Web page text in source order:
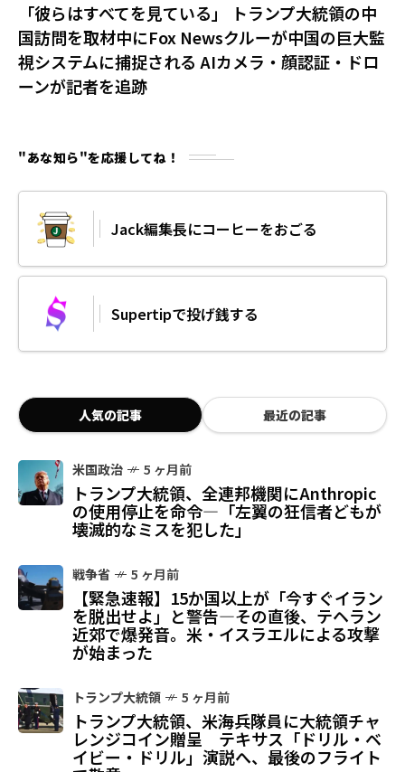
「彼らはすべてを見ている」 トランプ大統領の中
国訪問を取材中にFox Newsクルーが中国の巨大監
視システムに捕捉される AIカメラ・顔認証・ドロ
ーンが記者を追跡
"あな知ら"を応援してね！
Jack編集長にコーヒーをおごる
Supertipで投げ銭する
人気の記事 最近の記事
米国政治 5 ヶ月前
トランプ大統領、全連邦機関にAnthropic
の使用停止を命令—「左翼の狂信者どもが
壊滅的なミスを犯した」
戦争省 5 ヶ月前
【緊急速報】15か国以上が「今すぐイラン
を脱出せよ」と警告—その直後、テヘラン
近郊で爆発音。米・イスラエルによる攻撃
が始まった
トランプ大統領 5 ヶ月前
トランプ大統領、米海兵隊員に大統領チャ
レンジコイン贈呈 テキサス「ドリル・ベ
イビー・ドリル」演説へ、最後のフライト